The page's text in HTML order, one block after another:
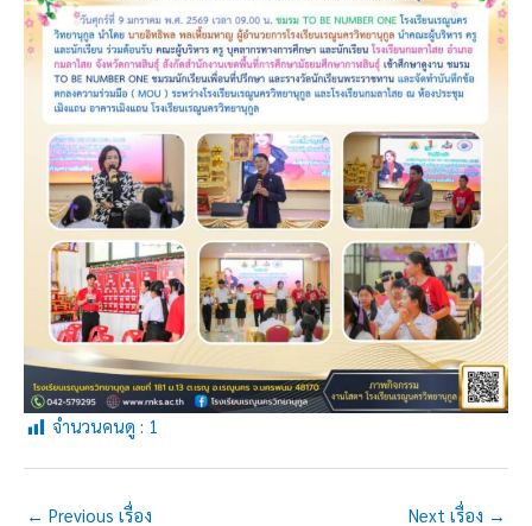
จำนวนคนดู : 1
← Previous เรื่อง Next เรื่อง →